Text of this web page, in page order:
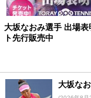
大坂なおみ選手 出場表
ト先行販売中
大坂な